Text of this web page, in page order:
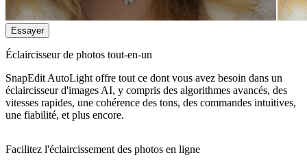
Essayer
Éclaircisseur de photos tout-en-un
SnapEdit AutoLight offre tout ce dont vous avez besoin dans un
éclaircisseur d'images AI, y compris des algorithmes avancés, des
vitesses rapides, une cohérence des tons, des commandes intuitives,
une fiabilité, et plus encore.
Facilitez l'éclaircissement des photos en ligne